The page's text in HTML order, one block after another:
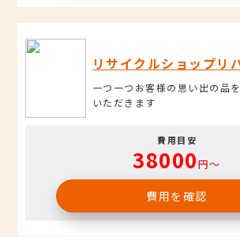
リサイクルショップリ
一つ一つお客様の思い出の品
いただきます
費用目安
38000円〜
費用を確認